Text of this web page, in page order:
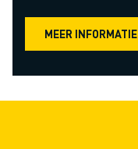
MEER INFORMATIE